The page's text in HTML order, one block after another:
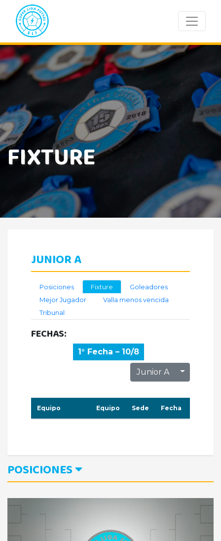
FIXTURE
JUNIOR A
Posiciones Fixture
Goleadores
Mejor Jugador
Valla menos vencida
Tribunal
FECHAS:
1° Fecha – 10/8
Junior A Toggle
Equipo Equipo Sede Fecha
POSICIONES